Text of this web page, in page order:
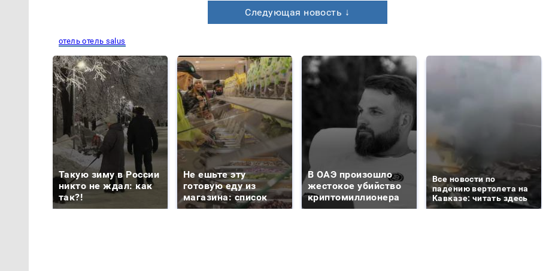
Следующая новость ↓
отель отель salus
Такую зиму в России
никто не ждал: как
так?!
Не ешьте эту
готовую еду из
магазина: список
В ОАЭ произошло
жестокое убийство
криптомиллионера
Все новости по
падению вертолета на
Кавказе: читать здесь